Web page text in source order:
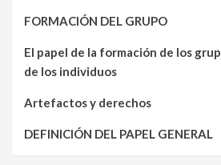
FORMACIÓN DEL GRUPO
El papel de la formación de los
de los individuos
Artefactos y derechos
DEFINICIÓN DEL PAPEL GENERAL